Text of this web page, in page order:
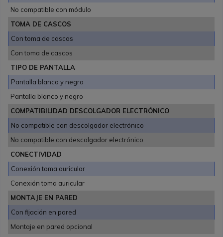
No compatible con módulo
TOMA DE CASCOS
Con toma de cascos
Con toma de cascos
TIPO DE PANTALLA
Pantalla blanco y negro
Pantalla blanco y negro
COMPATIBILIDAD DESCOLGADOR ELECTRÓNICO
No compatible con descolgador electrónico
No compatible con descolgador electrónico
CONECTIVIDAD
Conexión toma auricular
Conexión toma auricular
MONTAJE EN PARED
Con fijación en pared
Montaje en pared opcional